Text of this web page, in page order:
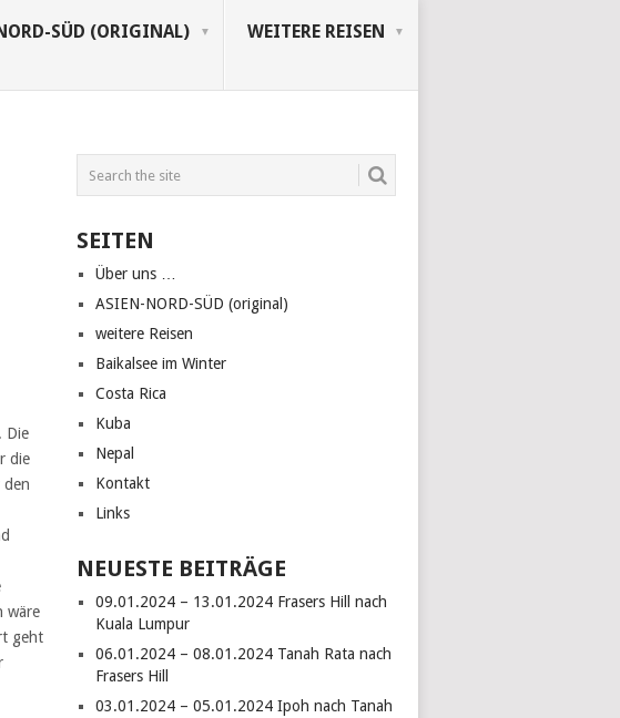
SÜD (ORIGINAL) WEITERE REISEN
Die
die
den
wäre
geht
SEITEN
Über uns …
ASIEN-NORD-SÜD (original)
weitere Reisen
Baikalsee im Winter
Costa Rica
Kuba
Nepal
Kontakt
Links
NEUESTE BEITRÄGE
09.01.2024 – 13.01.2024 Frasers Hill nach
Kuala Lumpur
06.01.2024 – 08.01.2024 Tanah Rata nach
Frasers Hill
03.01.2024 – 05.01.2024 Ipoh nach Tanah